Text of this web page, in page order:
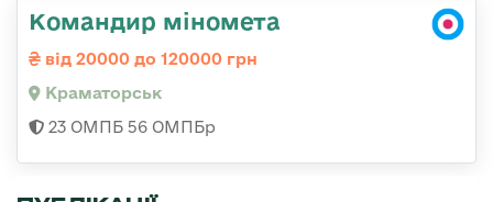
Командир міномета
від 20000 до 120000 грн
Краматорськ
23 ОМПБ 56 ОМПБр